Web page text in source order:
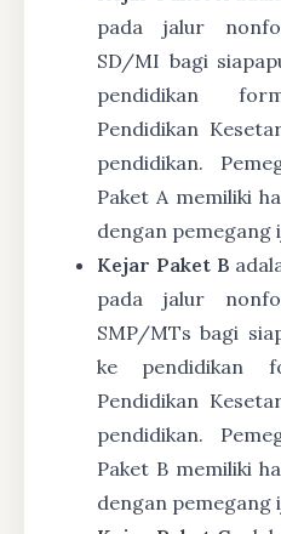
pada jalur
SD/MI bagi
pendidikan
Pendidikan
pendidikan.
Paket A memiliki
dengan pemegang
Kejar Paket B
pada jalur
SMP/MTs bagi
ke pendidikan
Pendidikan
pendidikan.
Paket B memiliki
dengan pemegang